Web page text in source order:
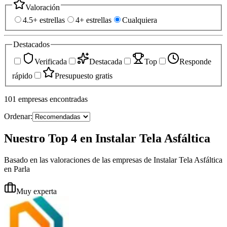
Valoración
4.5+ estrellas
4+ estrellas Cualquiera
Destacados
Verificada
Destacada Top
Responde
rápido
Presupuesto gratis
101 empresas encontradas
Ordenar:
Nuestro Top 4 en Instalar Tela Asfáltica
Basado en las valoraciones de las empresas de Instalar Tela Asfáltica
en Parla
Muy experta